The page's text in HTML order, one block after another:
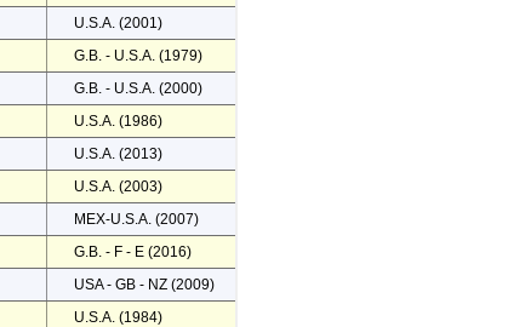
U.S.A. (2001)
G.B. - U.S.A. (1979)
G.B. - U.S.A. (2000)
U.S.A. (1986)
U.S.A. (2013)
U.S.A. (2003)
MEX-U.S.A. (2007)
G.B. - F - E (2016)
USA - GB - NZ (2009)
U.S.A. (1984)